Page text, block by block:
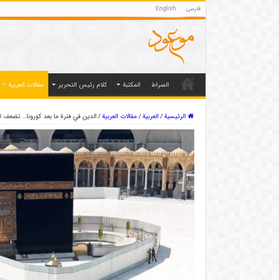
فارسی English
الصراط المکتبة كلام رئيس التحرير مقالات العربیة
الرئيسية/العربیة/مقالات العربیة/الدين في فترة ما بعد كورونا… تضعف